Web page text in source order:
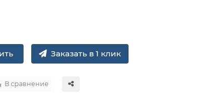
Заказать в 1 клик
В сравнение